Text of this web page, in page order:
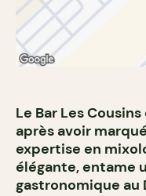
Le Bar Les Cousins
après avoir
expertise en
élégante, entame
gastronomique au